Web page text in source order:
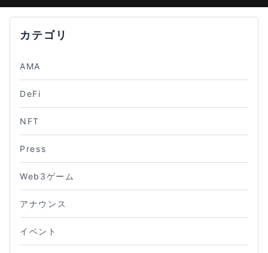
カテゴリ
AMA
DeFi
NFT
Press
Web3ゲーム
アナウンス
イベント